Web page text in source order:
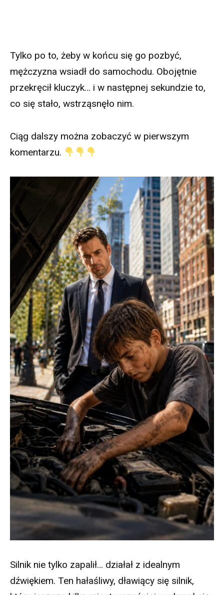
Tylko po to, żeby w końcu się go pozbyć,
mężczyzna wsiadł do samochodu. Obojętnie
przekręcił kluczyk… i w następnej sekundzie to,
co się stało, wstrząsnęło nim.
Ciąg dalszy można zobaczyć w pierwszym
komentarzu.
Silnik nie tylko zapalił… działał z idealnym
dźwiękiem. Ten hałaśliwy, dławiący się silnik,